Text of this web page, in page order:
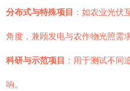
分布式与特殊项目 ：如农业光伏
角度，兼顾发电与农作物光照需求
科研与示范项目 ：用于测试不同
响。